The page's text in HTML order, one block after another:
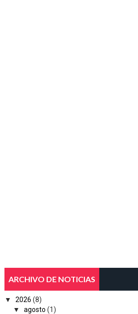
ARCHIVO DE NOTICIAS
▼ 2026 (8)
▼
agosto (1)